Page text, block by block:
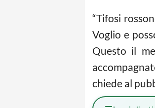
“Tifosi
Voglio e
Questo il
chiede al